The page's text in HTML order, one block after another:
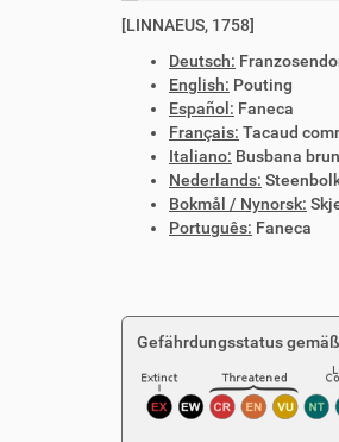
[LINNAEUS, 1758]
Deutsch:
English: Pouting
Español: Faneca
Français: Tacaud
Italiano: Busbana
Nederlands:
Bokmål / Nynorsk:
Português: Faneca
Gefährdungsstatus gemäß